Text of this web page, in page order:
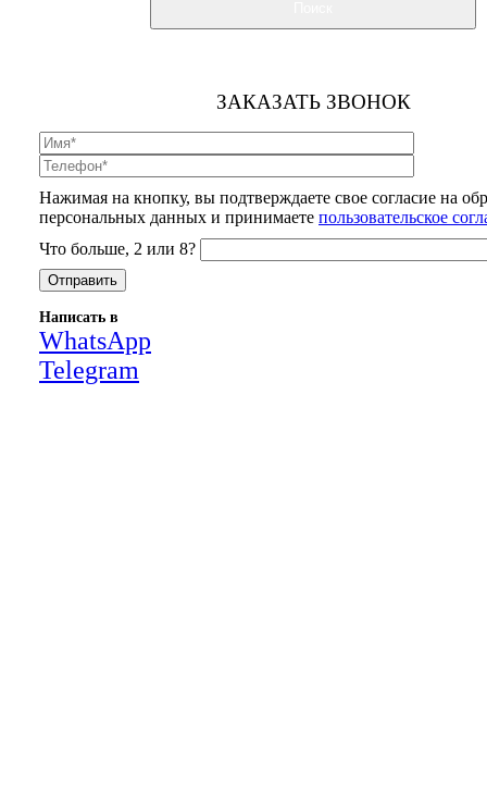
ЗАКАЗАТЬ ЗВОНОК
Нажимая на кнопку, вы подтверждаете свое согласие на
персональных данных и принимаете пользовательское
Что больше, 2 или 8?
Написать в
WhatsApp
Telegram